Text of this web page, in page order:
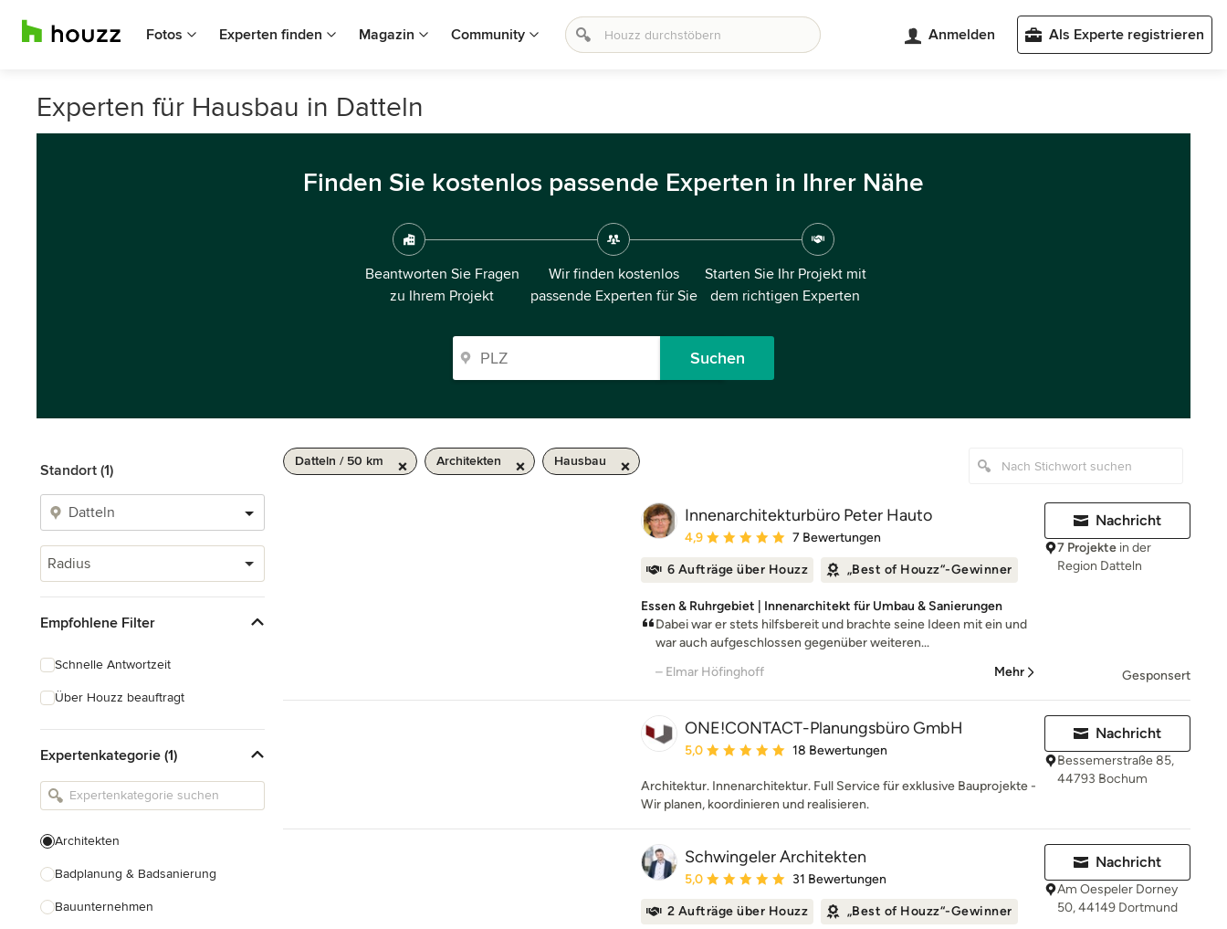
Fotos Experten finden Magazin Community Anmelden Als Experte registrieren
Experten für Hausbau in Datteln
Finden Sie kostenlos passende Experten in Ihrer Nähe
Beantworten Sie Fragen
zu Ihrem Projekt
Wir finden kostenlos
passende Experten für Sie
Starten Sie Ihr Projekt mit
dem richtigen Experten
Suchen
Standort (1)
Radius
Empfohlene Filter
Schnelle Antwortzeit
Über Houzz beauftragt
Expertenkategorie (1)
Architekten
Badplanung & Badsanierung
Bauunternehmen
Datteln / 50 km Architekten Hausbau
Innenarchitekturbüro Peter Hauto
Durchschnittliche Bewertung: 4.9 von 5 Sternen
4,9 7 Bewertungen
6 Aufträge über Houzz „Best of Houzz“-Gewinner
Essen & Ruhrgebiet | Innenarchitekt für Umbau & Sanierungen
Dabei war er stets hilfsbereit und brachte seine Ideen mit ein und
war auch aufgeschlossen gegenüber weiteren...
– Elmar Höfinghoff
Mehr
Nachricht
7 Projekte in der
Region Datteln
Gesponsert
ONE!CONTACT-Planungsbüro GmbH
Durchschnittliche Bewertung: 5 von 5 Sternen
5,0 18 Bewertungen
Architektur. Innenarchitektur. Full Service für exklusive Bauprojekte -
Wir planen, koordinieren und realisieren.
Nachricht
Bessemerstraße 85,
44793 Bochum
Schwingeler Architekten
Durchschnittliche Bewertung: 5 von 5 Sternen
5,0 31 Bewertungen
2 Aufträge über Houzz „Best of Houzz“-Gewinner
Nachricht
Am Oespeler Dorney
50, 44149 Dortmund